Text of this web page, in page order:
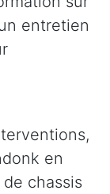
entretien
en
chassis